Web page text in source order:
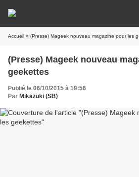
Accueil » (Presse) Mageek nouveau magazine pour les
(Presse) Mageek nouveau
geekettes
Publié le 06/10/2015 à 19:56
Par Mikazuki (SB)